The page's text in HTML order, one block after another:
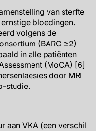
van sterfte
bloedingen.
volgens de
(BARC ≥2)
in alle patiënten
(MoCA) [6]
door MRI
studie.
aan VKA (een verschil